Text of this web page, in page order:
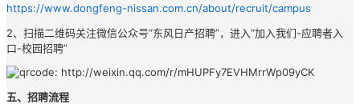
https://www.dongfeng-nissan.com.cn/about/recruit/campus
2、扫描二维码关注微信公众号“东风日产招聘”，进入“加入我们-应聘者入
口-校园招聘”
五、 招聘流程